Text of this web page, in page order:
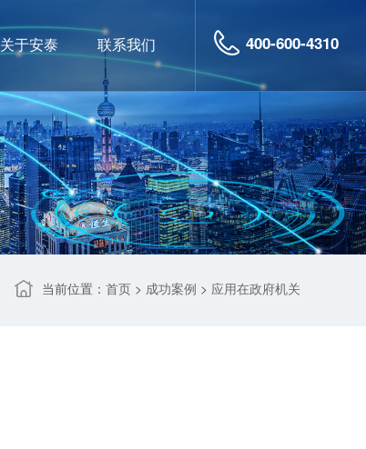
关于安泰 联系我们 400-600-4310
当前位置： 首页 > 成功案例 > 应用在政府机关